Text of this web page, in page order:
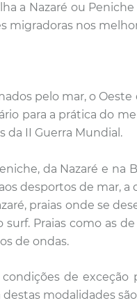
a Nazaré ou
migradoras nos
pelo mar, o
para a prática do
da II Guerra Mundial.
da Nazaré e na
desportos de mar,
praias onde se
surf. Praias como as
de ondas.
de
modalidades